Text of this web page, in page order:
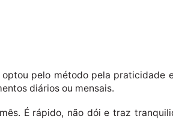
pelo método pela praticidade
diários ou mensais.
É rápido, não dói e traz